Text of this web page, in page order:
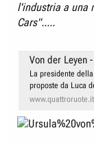
l'industria a una
Cars".....
Von der Leyen
La presidente
proposte da Luca
www.quattroruote.it